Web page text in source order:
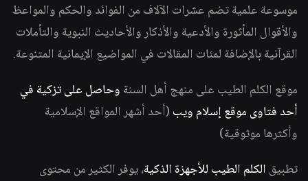
موسوعة علمية تضم عشرات الآلاف من الفوائد والحكم والمواعظ
والأقوال المأثورة والأدعية والأذكار والأحاديث النبوية والتأملات
القرآنية بالإضافة لمئات المقالات في المواضيع الإيمانية المتنوعة.
موقع الكلم الطيب على منهج أهل السنة وحاصل على تزكية في
أحد فتاوى موقع إسلام ويب (أحد أشهر المواقع الإسلامية
وأكثرها موثوقية)
تطبيق الكلم الطيب للأجهزة الذكية، يوفر الكثير من محتوى